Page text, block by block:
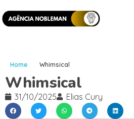
Home Whimsical
Whimsical
31/10/2025 Elias Cury